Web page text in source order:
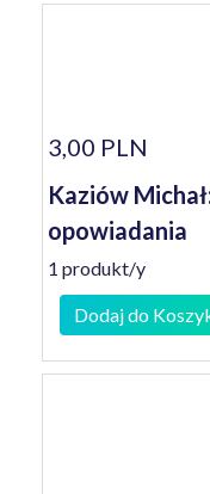
3,00 PLN
Kaziów
opowiadania
1 produkt/y
Dodaj do